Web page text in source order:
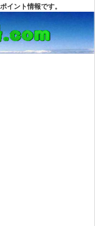
イント情報です。